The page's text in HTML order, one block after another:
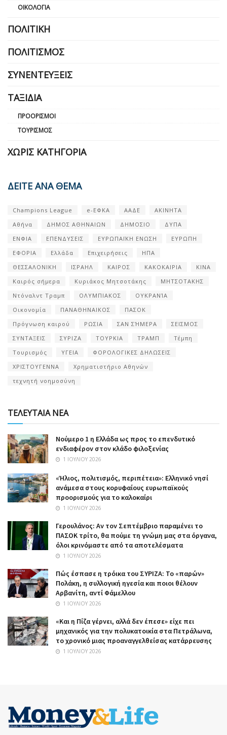
ΟΙΚΟΛΟΓΊΑ
ΠΟΛΙΤΙΚΉ
ΠΟΛΙΤΙΣΜΌΣ
ΣΥΝΕΝΤΕΎΞΕΙΣ
ΤΑΞΊΔΙΑ
ΠΡΟΟΡΙΣΜΟΊ
ΤΟΥΡΙΣΜΌΣ
ΧΩΡΊΣ ΚΑΤΗΓΟΡΊΑ
ΔΕΙΤΕ ΑΝΑ ΘΕΜΑ
Champions League e-ΕΦΚΑ ΑΑΔΕ
ΑΚΙΝΗΤΑ
Αθήνα
ΔΗΜΟΣ ΑΘΗΝΑΙΩΝ ΔΗΜΟΣΙΟ
ΔΥΠΑ
ΕΝΦΙΑ
ΕΠΕΝΔΥΣΕΙΣ ΕΥΡΩΠΑΪΚΗ ΕΝΩΣΗ
ΕΥΡΩΠΗ
ΕΦΟΡΙΑ
Ελλάδα Επιχειρήσεις
ΗΠΑ
ΘΕΣΣΑΛΟΝΙΚΗ
ΙΣΡΑΗΛ ΚΑΙΡΟΣ ΚΑΚΟΚΑΙΡΙΑ
ΚΙΝΑ
Καιρός σήμερα
Κυριάκος Μητσοτάκης
ΜΗΤΣΟΤΑΚΗΣ
Ντόναλντ Τραμπ
ΟΛΥΜΠΙΑΚΟΣ
ΟΥΚΡΑΝΊΑ
Οικονομία
ΠΑΝΑΘΗΝΑΙΚΟΣ
ΠΑΣΟΚ
Πρόγνωση καιρού
ΡΩΣΙΑ ΣΑΝ ΣΉΜΕΡΑ
ΣΕΙΣΜΟΣ
ΣΥΝΤΑΞΕΙΣ
ΣΥΡΙΖΑ ΤΟΥΡΚΙΑ ΤΡΑΜΠ
Τέμπη
Τουρισμός
ΥΓΕΙΑ
ΦΟΡΟΛΟΓΙΚΕΣ ΔΗΛΩΣΕΙΣ
ΧΡΙΣΤΟΥΓΕΝΝΑ
Χρηματιστήριο Αθηνών
τεχνητή νοημοσύνη
ΤΕΛΕΥΤΑΙΑ ΝΕΑ
Nούμερο 1 η Ελλάδα ως προς το επενδυτικό
ενδιαφέρον στον κλάδο φιλοξενίας
1 ΙΟΥΛΊΟΥ 2026
«Ήλιος, πολιτισμός, περιπέτεια»: Ελληνικό νησί
ανάμεσα στους κορυφαίους ευρωπαϊκούς
προορισμούς για το καλοκαίρι
1 ΙΟΥΛΊΟΥ 2026
Γερουλάνος: Αν τον Σεπτέμβριο παραμένει το
ΠΑΣΟΚ τρίτο, θα πούμε τη γνώμη μας στα όργανα,
όλοι κρινόμαστε από τα αποτελέσματα
1 ΙΟΥΛΊΟΥ 2026
Πώς έσπασε η τρόικα του ΣΥΡΙΖΑ: Το «παρών»
Πολάκη, η συλλογική ηγεσία και ποιοι θέλουν
Αρβανίτη, αντί Φάμελλου
1 ΙΟΥΛΊΟΥ 2026
«Και η Πίζα γέρνει, αλλά δεν έπεσε» είχε πει
μηχανικός για την πολυκατοικία στα Πετράλωνα,
το χρονικό μιας προαναγγελθείσας κατάρρευσης
1 ΙΟΥΛΊΟΥ 2026